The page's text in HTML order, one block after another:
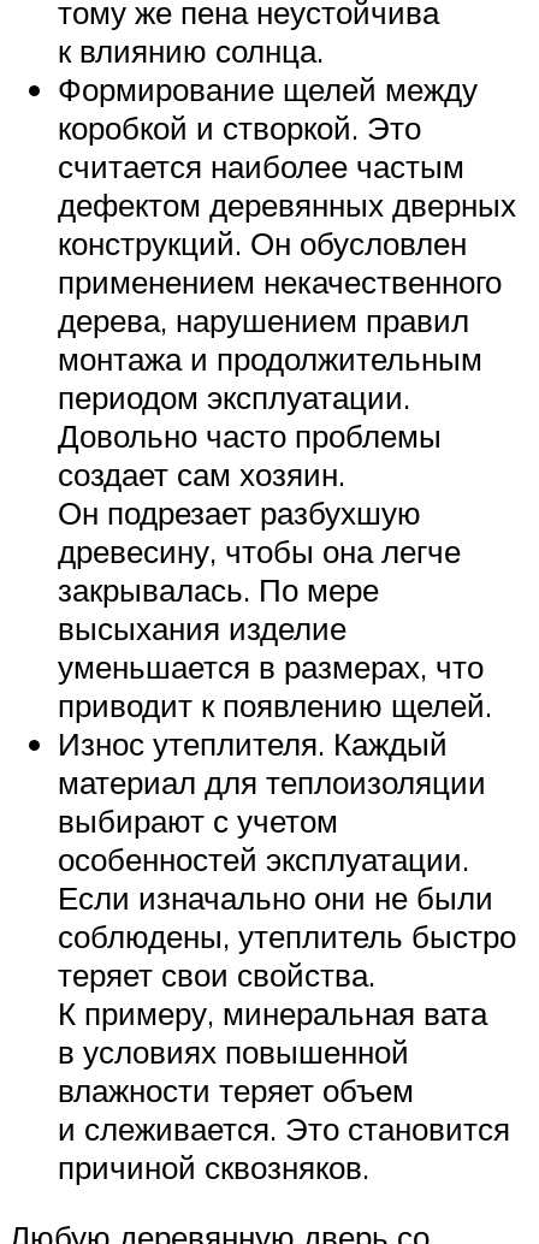
тому же пена неустойчива
к влиянию солнца.
Формирование щелей между
коробкой и створкой. Это
считается наиболее частым
дефектом деревянных дверных
конструкций. Он обусловлен
применением некачественного
дерева, нарушением правил
монтажа и продолжительным
периодом эксплуатации.
Довольно часто проблемы
создает сам хозяин.
Он подрезает разбухшую
древесину, чтобы она легче
закрывалась. По мере
высыхания изделие
уменьшается в размерах, что
приводит к появлению щелей.
Износ утеплителя. Каждый
материал для теплоизоляции
выбирают с учетом
особенностей эксплуатации.
Если изначально они не были
соблюдены, утеплитель быстро
теряет свои свойства.
К примеру, минеральная вата
в условиях повышенной
влажности теряет объем
и слеживается. Это становится
причиной сквозняков.
Любую деревянную дверь со